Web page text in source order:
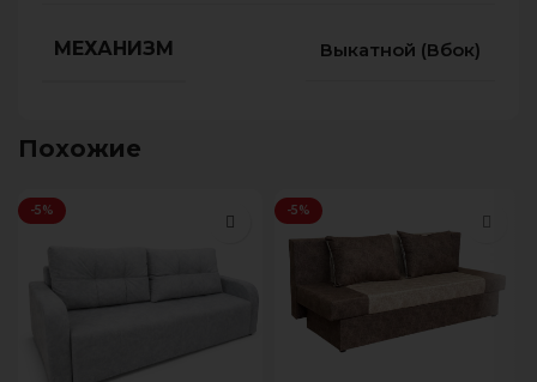
МЕХАНИЗМ Выкатной (Вбок)
Похожие
-5% -5%